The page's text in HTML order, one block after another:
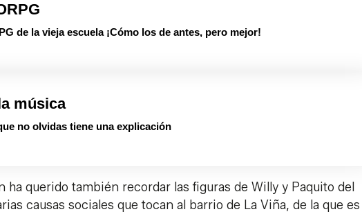
de la vieja escuela ¡Cómo los de antes, pero mejor!
música
no olvidas tiene una explicación
querido también recordar las figuras de Willy y Paquito del
causas sociales que tocan al barrio de La Viña, de la que es